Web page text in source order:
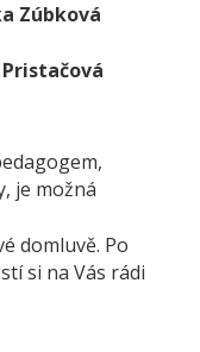
Zúbková
je možná
domluvě. Po
si na Vás rádi